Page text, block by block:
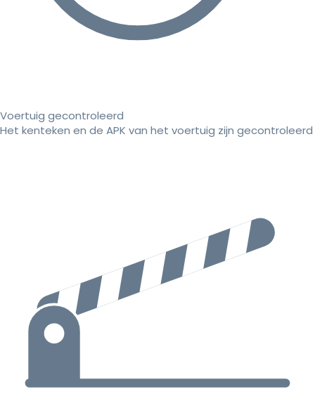
Voertuig gecontroleerd
Het kenteken en de APK van het voertuig zijn gecontroleerd